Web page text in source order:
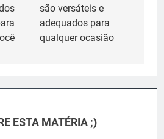
são versáteis e
adequados para
qualquer ocasião
ESTA MATÉRIA ;)